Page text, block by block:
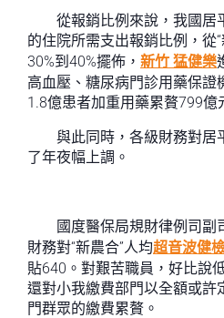
從報銷比例來說，我國居
的住院所需支出報銷比例，從
30%到40%擺佈， 新竹 猛健樂
高血壓、糖尿病門診用藥保證
1.8億患者加重用藥累贅799億
與此同時，各級財務對居
了年夜幅上調。
國度醫保局規財律例司副
財務對“新農合”人均超音波健
貼640。對艱苦職員，好比說
還對小我繳費部門以全額或許
門群眾的繳費累贅。